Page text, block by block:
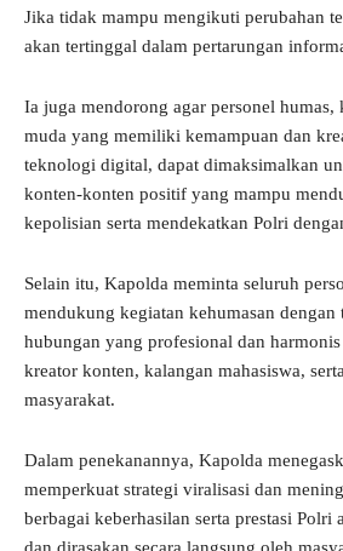
Jika tidak mampu mengikuti perubahan
akan tertinggal dalam pertarungan
Ia juga mendorong agar personel humas,
muda yang memiliki kemampuan dan
teknologi digital, dapat dimaksimalkan
konten-konten positif yang mampu
kepolisian serta mendekatkan Polri
Selain itu, Kapolda meminta seluruh
mendukung kegiatan kehumasan dengan
hubungan yang profesional dan
kreator konten, kalangan mahasiswa,
masyarakat.
Dalam penekanannya, Kapolda
memperkuat strategi viralisasi dan
berbagai keberhasilan serta prestasi Polri